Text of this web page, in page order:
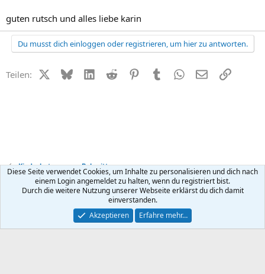
guten rutsch und alles liebe karin
Du musst dich einloggen oder registrieren, um hier zu antworten.
Teilen: X (Twitter)
BlueskyLinkedIn
Reddit PinterestTumblr WhatsApp
E-MailLink
Kinderbetreuung + Babysitter
Kontakt Nutzungsbedingungen Datenschutz Hilfe
R
Community platform by XenForo ® © 2010-2026 XenForo Ltd.
Diese Seite verwendet Cookies, um Inhalte zu personalisieren und dich nach
einem Login angemeldet zu halten, wenn du registriert bist.
Durch die weitere Nutzung unserer Webseite erklärst du dich damit
einverstanden.
Akzeptieren
Erfahre mehr…